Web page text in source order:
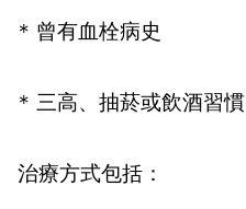
* 曾有血栓病史
* 三高、抽菸或飲酒習慣
治療方式包括：